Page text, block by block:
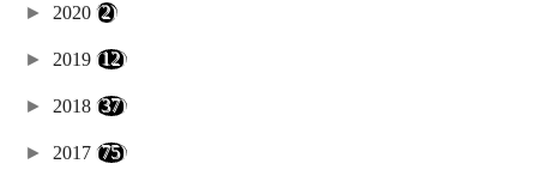
► 2020 (2)
► 2019 (12)
► 2018 (37)
► 2017 (75)